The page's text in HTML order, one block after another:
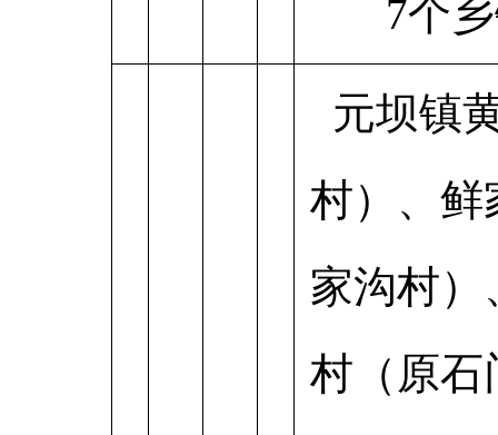
7个
元坝镇
村）、鲜
家沟村）
村（原石